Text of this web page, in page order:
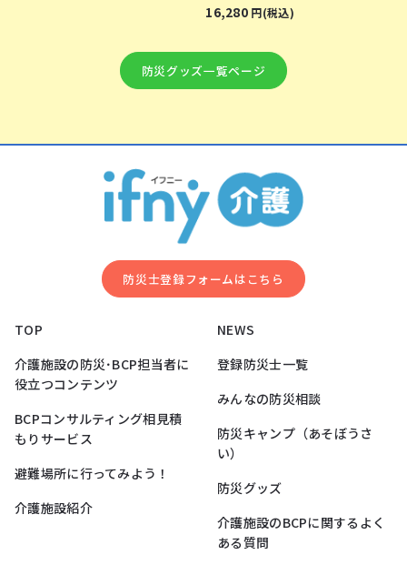
16,280 円(税込)
防災グッズ⼀覧ページ
防災⼠登録フォームはこちら
TOP
介護施設の防災･BCP担当者に
役立つコンテンツ
BCPコンサルティング相見積
もりサービス
避難場所に行ってみよう！
介護施設紹介
NEWS
登録防災士一覧
みんなの防災相談
防災キャンプ（あそぼうさ
い）
防災グッズ
介護施設のBCPに関するよく
ある質問